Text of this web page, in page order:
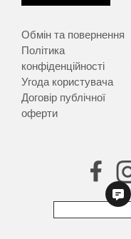
Обмін та повернення
Політика
конфіденційності
Угода користувача
Договір публічної
оферти